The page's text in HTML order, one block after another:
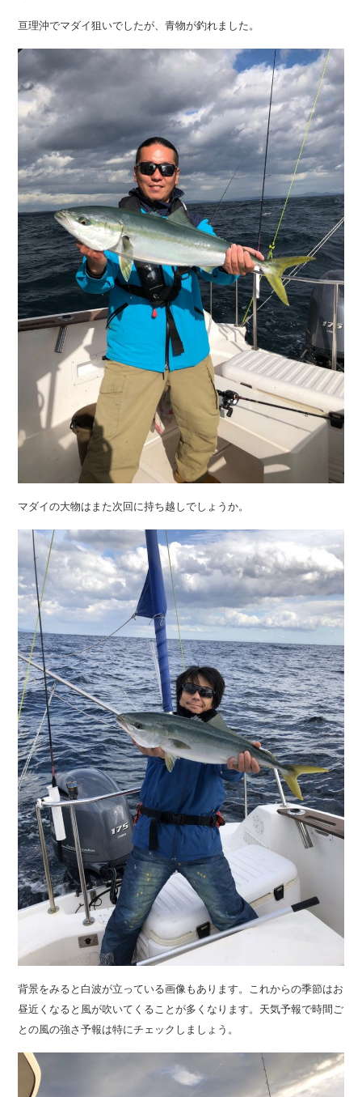
会社概要
亘理沖でマダイ狙いでしたが、青物が釣れました。
マダイの大物はまた次回に持ち越しでしょうか。
背景をみると白波が立っている画像もあります。これからの季節はお
昼近くなると風が吹いてくることが多くなります。天気予報で時間ご
との風の強さ予報は特にチェックしましょう。